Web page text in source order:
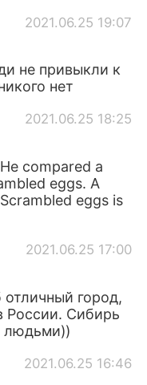
2021.06.25 19:07
не привыкли к
нет
2021.06.25 18:25
compared a
eggs. A
eggs is
2021.06.25 17:00
город,
России. Сибирь
людьми))
2021.06.25 16:46